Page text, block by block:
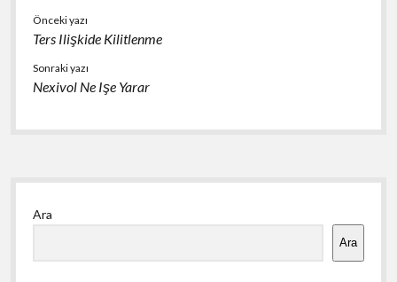
Önceki yazı
Ters Ilişkide Kilitlenme
Sonraki yazı
Nexivol Ne Işe Yarar
Yan
Menü
Ara
Ara